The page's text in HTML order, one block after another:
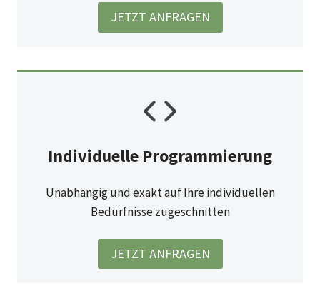
JETZT ANFRAGEN
Individuelle Programmierung
Unabhängig und exakt auf Ihre individuellen
Bedürfnisse zugeschnitten
JETZT ANFRAGEN